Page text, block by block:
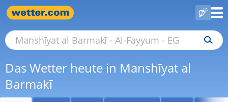
Das Wetter heute in Manshīyat al
Barmakī